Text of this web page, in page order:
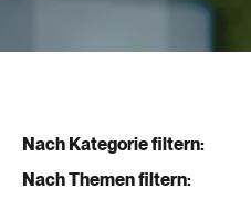
Nach Kategorie filtern:
Nach Themen filtern: